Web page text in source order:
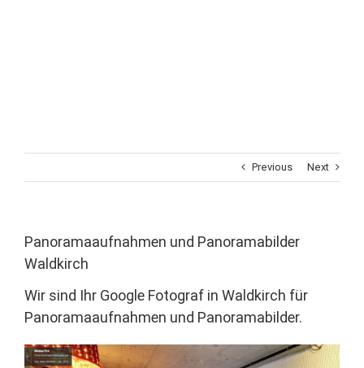
Previous Next
Panoramaaufnahmen und Panoramabilder
Waldkirch
Wir sind Ihr Google Fotograf in Waldkirch für
Panoramaaufnahmen und Panoramabilder.